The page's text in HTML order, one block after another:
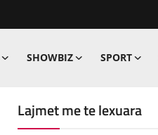
SHOWBIZ SPORT
Lajmet me te lexuara